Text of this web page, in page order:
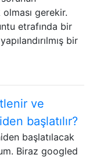
gerekir.
etrafında bir
bir
ve
başlatılır?
başlatılacak
Biraz googled